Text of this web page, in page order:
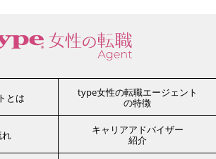
とは
type女性の転職エージェント
の特徴
キャリアアドバイザー
紹介